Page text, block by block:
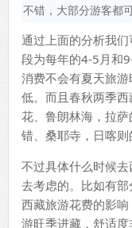
不错，大部分游客都
通过上面的分析我
段为每年的4-5月和
消费不会有夏天旅
低。而且春秋两季
花、鲁朗林海，拉
错、桑耶寺，日喀则
不过具体什么时候
去考虑的。比如有
西藏旅游花费的影
游旺季进藏，舒适